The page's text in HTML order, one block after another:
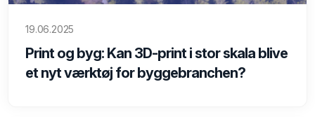
19.06.2025
Print og byg: Kan 3D-print i stor skala blive
et nyt værktøj for byggebranchen?